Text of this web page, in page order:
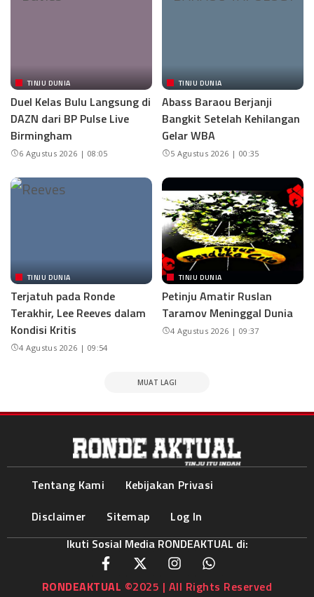
TINJU DUNIA
Duel Kelas Bulu Langsung di
DAZN dari BP Pulse Live
Birmingham
6 Agustus 2026 | 08:05
TINJU DUNIA
Abass Baraou Berjanji
Bangkit Setelah Kehilangan
Gelar WBA
5 Agustus 2026 | 00:35
TINJU DUNIA
Terjatuh pada Ronde
Terakhir, Lee Reeves dalam
Kondisi Kritis
4 Agustus 2026 | 09:54
TINJU DUNIA
Petinju Amatir Ruslan
Taramov Meninggal Dunia
4 Agustus 2026 | 09:37
MUAT LAGI
Tentang Kami
Kebijakan Privasi
Disclaimer
Sitemap
Log In
Ikuti Sosial Media RONDEAKTUAL di:
RONDEAKTUAL ©2025 | All Rights Reserved